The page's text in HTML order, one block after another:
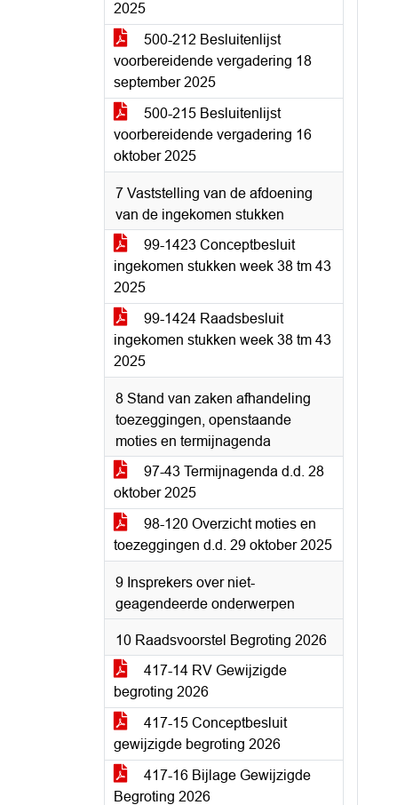
2025
500-212 Besluitenlijst
voorbereidende vergadering 18
september 2025
500-215 Besluitenlijst
voorbereidende vergadering 16
oktober 2025
7 Vaststelling van de afdoening
van de ingekomen stukken
99-1423 Conceptbesluit
ingekomen stukken week 38 tm 43
2025
99-1424 Raadsbesluit
ingekomen stukken week 38 tm 43
2025
8 Stand van zaken afhandeling
toezeggingen, openstaande
moties en termijnagenda
97-43 Termijnagenda d.d. 28
oktober 2025
98-120 Overzicht moties en
toezeggingen d.d. 29 oktober 2025
9 Insprekers over niet-
geagendeerde onderwerpen
10 Raadsvoorstel Begroting 2026
417-14 RV Gewijzigde
begroting 2026
417-15 Conceptbesluit
gewijzigde begroting 2026
417-16 Bijlage Gewijzigde
Begroting 2026